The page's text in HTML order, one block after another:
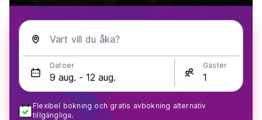
Vart vill du åka?
Datoer Gäster
Flexibel bokning och gratis avbokning alternativ
tillgängliga.